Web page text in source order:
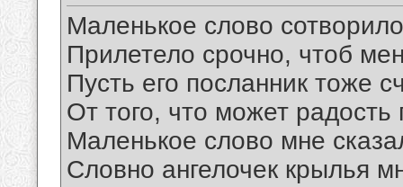
Маленькое слово
Прилетело срочно, чтоб
Пусть его посланник тоже
От того, что может радость
Маленькое слово мне
Словно ангелочек крылья